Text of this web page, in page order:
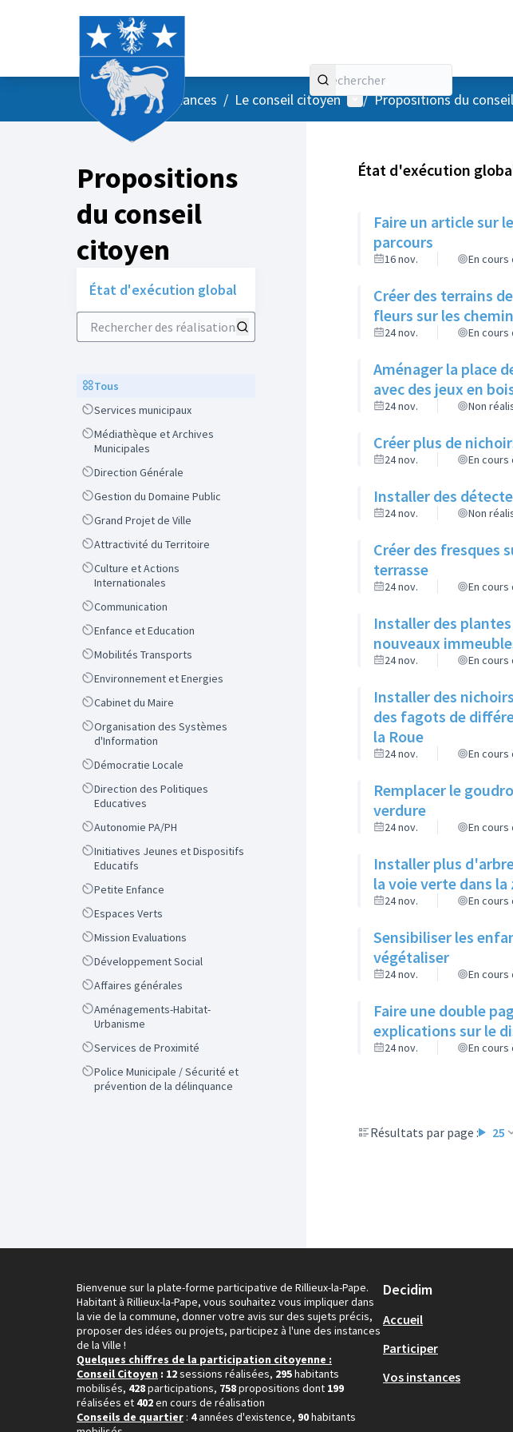
AccueilMenu principal
/ Vos instances / Le conseil citoyen Menu utilisateur
/ Propositions du
Propositions
du conseil
citoyen
État d'exécution global
Rechercher des réalisations
ScopeTous
ScopeServices municipaux
Scope
Médiathèque et Archives
Municipales
ScopeDirection Générale
ScopeGestion du Domaine Public
ScopeGrand Projet de Ville
ScopeAttractivité du Territoire
Scope
Culture et Actions
Internationales
ScopeCommunication
ScopeEnfance et Education
ScopeMobilités Transports
ScopeEnvironnement et Energies
ScopeCabinet du Maire
Scope
Organisation des Systèmes
d'Information
ScopeDémocratie Locale
Scope
Direction des Politiques
Educatives
ScopeAutonomie PA/PH
Scope
Initiatives Jeunes et Dispositifs
Educatifs
ScopePetite Enfance
ScopeEspaces Verts
ScopeMission Evaluations
ScopeDéveloppement Social
ScopeAffaires générales
Scope
Aménagements-Habitat-
Urbanisme
ScopeServices de Proximité
Scope
Police Municipale / Sécurité et
prévention de la délinquance
État d'exécution
Faire un article sur
parcours
16 nov. En
Créer des terrains
fleurs sur les
24 nov. En
Aménager la place
avec des jeux en
24 nov. Non
Créer plus de
24 nov. En
Installer des
24 nov. Non
Créer des fresques
terrasse
24 nov. En
Installer des
nouveaux
24 nov. En
Installer des
des fagots de
la Roue
24 nov. En
Remplacer le
verdure
24 nov. En
Installer plus
la voie verte dans
24 nov. En
Sensibiliser les
végétaliser
24 nov. En
Faire une double
explications sur le
24 nov. En
Résultats par page : 25
Bienvenue sur la plate-forme participative de Rillieux-la-Pape.
Habitant à Rillieux-la-Pape, vous souhaitez vous impliquer dans
la vie de la commune, donner votre avis sur des sujets précis,
proposer des idées ou projets, participez à l'une des instances
de la Ville !
Quelques chiffres de la participation citoyenne :
Conseil Citoyen : 12sessions réalisées, 295habitants
mobilisés, 428participations, 758propositions dont 199
réalisées et 402en cours de réalisation
Conseils de quartier : 4années d'existence, 90habitants
Decidim
Accueil
Participer
Vos instances